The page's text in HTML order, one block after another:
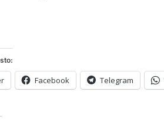
Facebook Telegram